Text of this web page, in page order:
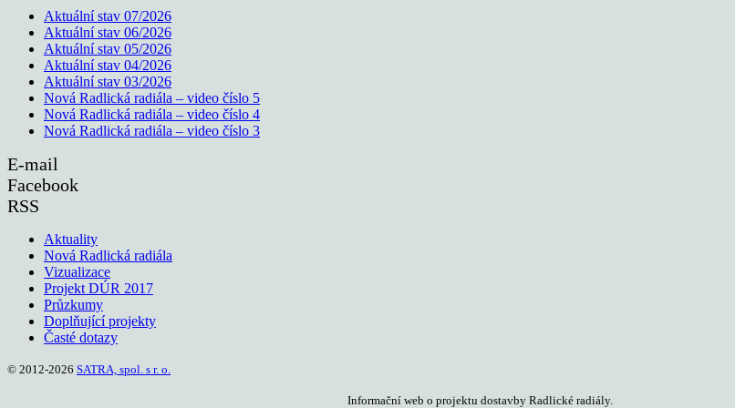
Aktuální stav 07/2026
Aktuální stav 06/2026
Aktuální stav 05/2026
Aktuální stav 04/2026
Aktuální stav 03/2026
Nová Radlická radiála – video číslo 5
Nová Radlická radiála – video číslo 4
Nová Radlická radiála – video číslo 3
E-mail
Facebook
RSS
Aktuality
Nová Radlická radiála
Vizualizace
Projekt DÚR 2017
Průzkumy
Doplňující projekty
Časté dotazy
© 2012-2026 SATRA, spol. s r. o.
Informační web o projektu dostavby Radlické radiály.